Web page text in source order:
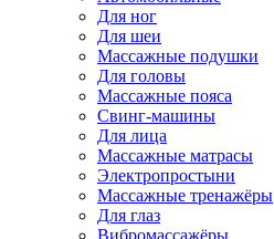
Для ног
Для шеи
Массажные подушки
Для головы
Массажные пояса
Свинг-машины
Для лица
Массажные матрасы
Электропростыни
Массажные тренажёры
Для глаз
Вибромассажёры